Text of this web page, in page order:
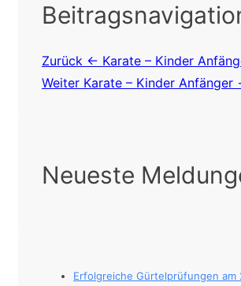
Zurück ← Karate – Kinder
Weiter Karate – Kinder Anfänger
Neueste
Erfolgreiche Gürtelprüfungen am